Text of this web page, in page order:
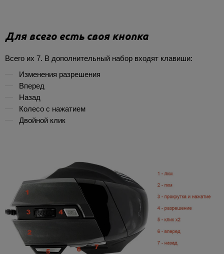
Для всего есть своя кнопка
Всего их 7. В дополнительный набор входят клавиши:
Изменения разрешения
Вперед
Назад
Колесо с нажатием
Двойной клик